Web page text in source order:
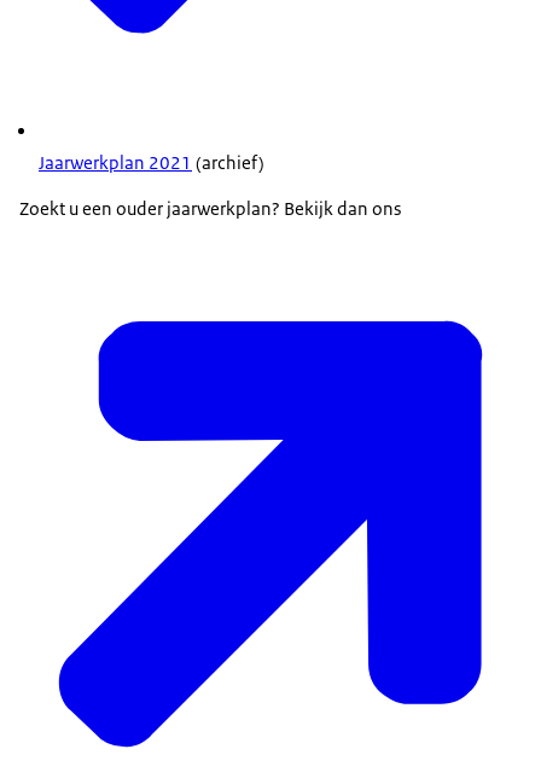
Jaarwerkplan 2021 (archief)
Zoekt u een ouder jaarwerkplan? Bekijk dan ons